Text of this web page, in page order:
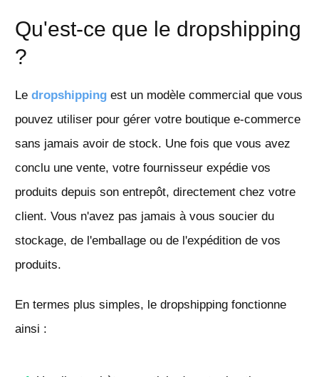
Qu'est-ce que le dropshipping
?
Le dropshipping est un modèle commercial que vous
pouvez utiliser pour gérer votre boutique e-commerce
sans jamais avoir de stock. Une fois que vous avez
conclu une vente, votre fournisseur expédie vos
produits depuis son entrepôt, directement chez votre
client. Vous n'avez pas jamais à vous soucier du
stockage, de l'emballage ou de l'expédition de vos
produits.
En termes plus simples, le dropshipping fonctionne
ainsi :